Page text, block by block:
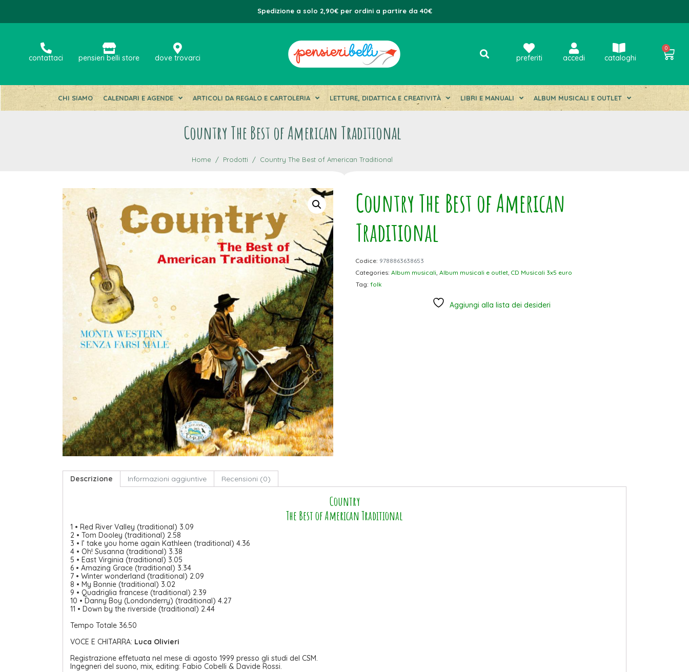
Spedizione a solo 2,90€ per ordini a partire da 40€
contattaci pensieri belli store dove trovarci preferiti accedi cataloghi
0
CHI SIAMO CALENDARI E AGENDE ARTICOLI DA REGALO E CARTOLERIA LETTURE, DIDATTICA E CREATIVITÀ LIBRI E MANUALI ALBUM MUSICALI E OUTLET
Country The Best of American Traditional
Home Prodotti Country The Best of American Traditional
Country The Best of American
Traditional
Codice: 9788863638653
Categories: Album musicali, Album musicali e outlet, CD Musicali 3x5 euro
Tag: folk
Aggiungi alla lista dei desideri
Descrizione Informazioni aggiuntive Recensioni (0)
Country
The Best of American Traditional
1 • Red River Valley (traditional) 3.09
2 • Tom Dooley (traditional) 2.58
3 • I’ take you home again Kathleen (traditional) 4.36
4 • Oh! Susanna (traditional) 3.38
5 • East Virginia (traditional) 3.05
6 • Amazing Grace (traditional) 3.34
7 • Winter wonderland (traditional) 2.09
8 • My Bonnie (traditional) 3.02
9 • Quadriglia francese (traditional) 2.39
10 • Danny Boy (Londonderry) (traditional) 4.27
11 • Down by the riverside (traditional) 2.44
Tempo Totale 36.50
VOCE E CHITARRA: Luca Olivieri
Registrazione effetuata nel mese di agosto 1999 presso gli studi del CSM.
Ingegneri del suono, mix, editing: Fabio Cobelli & Davide Rossi.